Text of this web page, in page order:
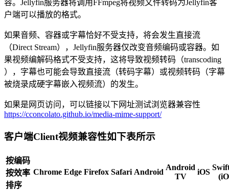
容。Jellyfin服务器将调用FFmpeg将视频文件转码为Jellyfin客
户端可以播放的格式。
如果音频、容器或字幕恰好不受支持，将会发生直接流
（Direct Stream），Jellyfin服务器仅改变音频编码或容器。如
果视频编解码格式不受支持，这将导致视频转码（transcoding
），字幕也可能会导致直接流（转码字幕）或视频转码（字幕
被烧录成硬字幕嵌入视频流）的发生。
如果是网页访问，可以链接以下网址测试浏览器兼容性
https://cconcolato.github.io/media-mime-support/
客户端Client视频兼容性如下表所示
按编码
按效率
排序
Chrome Edge Firefox Safari Android
Android
TV
iOS